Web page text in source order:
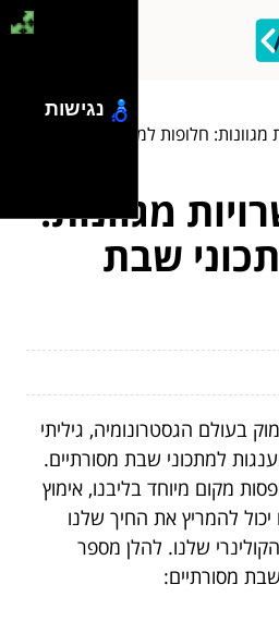
חלופות למתכוני שבת
מגוונות:
שבת
בעולם הגסטרונומיה, גיליתי
למתכוני שבת מסורתיים.
מקום מיוחד בליבנו, אימוץ
יכול להמריץ את החיך שלנו
שלנו. להלן מספר
מסורתיים:
נגישות